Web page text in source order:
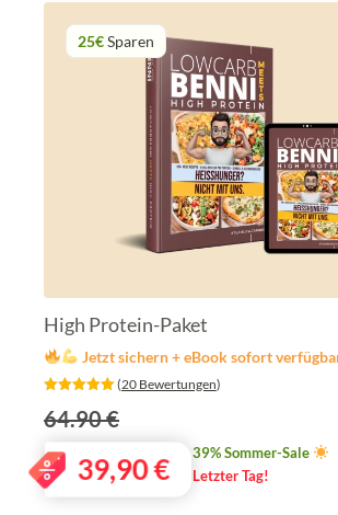
25€Sparen
High Protein-Paket
Jetzt sichern + eBook sofort
‎ (20 Bewertungen)
64.90 €
39,90€
39% Sommer-Sale
Letzter Tag!